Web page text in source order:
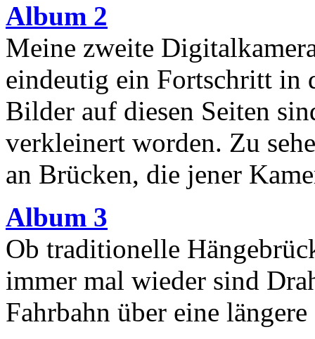
Album 2
Meine zweite
eindeutig ein Fortschritt in
Bilder auf diesen Seiten
verkleinert worden. Zu
an Brücken, die jener
Album 3
Ob traditionelle
immer mal wieder sind
Fahrbahn über eine